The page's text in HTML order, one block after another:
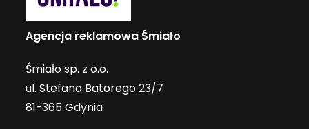
Agencja reklamowa Śmiało
Śmiało sp. z o.o.
ul. Stefana Batorego 23/7
81-365 Gdynia